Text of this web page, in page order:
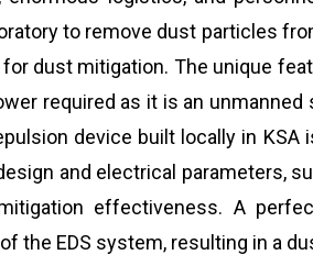
to remove dust particles
dust mitigation. The unique
required as it is an
device built locally in
and electrical parameters,
effectiveness. A
the EDS system, resulting in a